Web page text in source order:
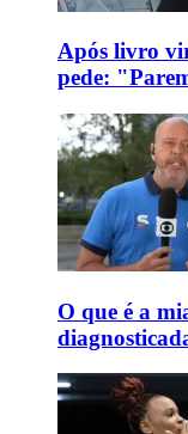
Após livro
pede:
O que é a